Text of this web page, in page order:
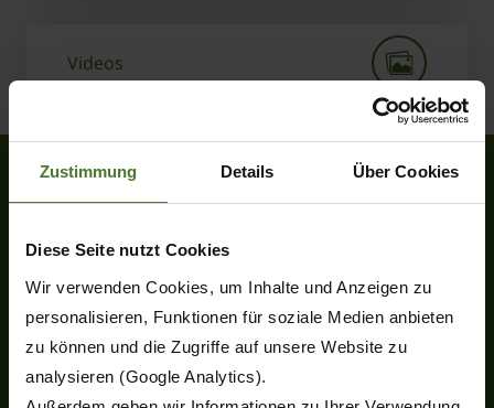
Zustimmung Details Über Cookies
Diese Seite nutzt Cookies
Wir verwenden Cookies, um Inhalte und Anzeigen zu
personalisieren, Funktionen für soziale Medien anbieten
zu können und die Zugriffe auf unsere Website zu
analysieren (Google Analytics).
Videos
Micklefield, Leeds, LS25 4DY
Tel. 0113 287 8800
info@krone-uk.com